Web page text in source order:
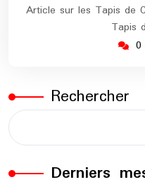
Article sur les Tapis de
Tapis
0
Rechercher
Derniers